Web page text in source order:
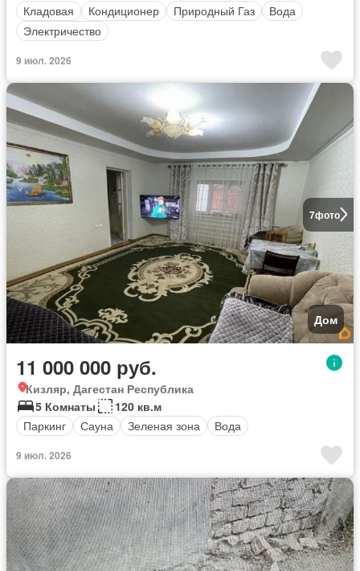
Кладовая
Кондиционер Природный Газ
Вода
Электричество
9 июл. 2026
7фото
Дом
11 000 000 руб.
Кизляр, Дагестан Республика
5 Комнаты
120 кв.м
Паркинг
Сауна Зеленая зона Вода
9 июл. 2026